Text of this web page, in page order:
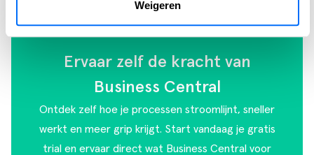
Weigeren
Ervaar zelf de kracht van
Business Central
Ontdek zelf hoe je processen stroomlijnt, sneller
werkt en meer grip krijgt. Start vandaag je gratis
trial en ervaar direct wat Business Central voor